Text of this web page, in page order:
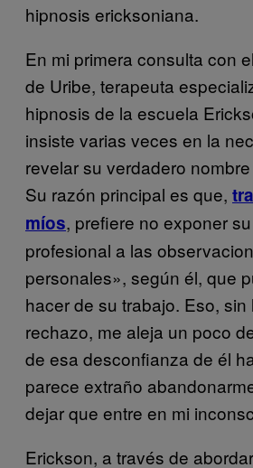
hipnosis ericksoniana.
En mi primera consulta con
de Uribe, terapeuta
hipnosis de la escuela
insiste varias veces en la
revelar su verdadero
Su razón principal es que,
míos, prefiere no exponer
profesional a las
personales», según él, que
hacer de su trabajo. Eso,
rechazo, me aleja un poco
de esa desconfianza de él
parece extraño
dejar que entre en mi
Erickson, a través de